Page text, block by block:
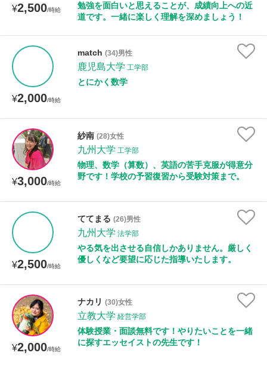
¥2,500/時給
勉強を面白いと思えることが、成績向上への近
道です。一緒に楽しく理解を深めましょう！
¥2,000/時給
match (34)男性
鹿児島大学 工学部
とにかく数学
¥3,000/時給
紗南 (28)女性
九州大学 工学部
物理、数学（算数）、英語の苦手克服が得意分
野です！学校の予習復習から受験対策まで。
¥2,500/時給
ててまる (26)男性
九州大学 法学部
やる気を出させる自信しかありません。厳しく
優しくなど要望に応じた指導いたします。
¥2,000/時給
ナカリ (30)女性
立教大学 経営学部
体験授業・面談無料です！やりたいことを一緒
に探すエッセイストの先生です！